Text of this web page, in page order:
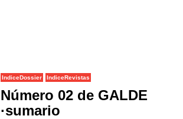
IndiceDossier IndiceRevistas
Número 02 de GALDE
·sumario